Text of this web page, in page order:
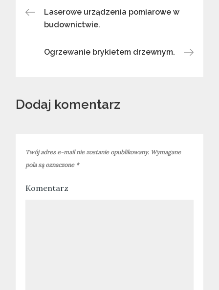
Nawigacja
wpisu
Laserowe urządzenia pomiarowe w
budownictwie.
Ogrzewanie brykietem drzewnym.
Dodaj komentarz
Twój adres e-mail nie zostanie opublikowany. Wymagane
pola są oznaczone *
Komentarz